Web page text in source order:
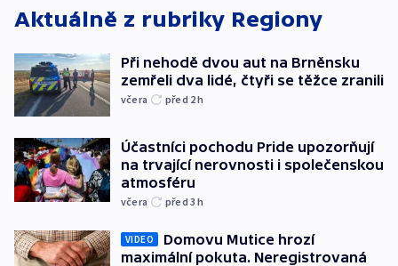
Aktuálně z rubriky Regiony
Při nehodě dvou aut na Brněnsku
zemřeli dva lidé, čtyři se těžce zranili
včera před 2h
Účastníci pochodu Pride upozorňují
na trvající nerovnosti i společenskou
atmosféru
včera před 3h
VIDEO
Domovu Mutice hrozí
maximální pokuta. Neregistrovaná